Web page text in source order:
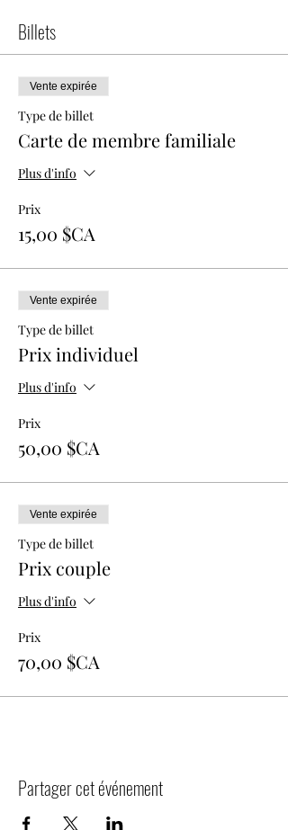
Billets
Vente expirée
Type de billet
Carte de membre familiale
Plus d'info
Prix
15,00 $CA
Vente expirée
Type de billet
Prix individuel
Plus d'info
Prix
50,00 $CA
Vente expirée
Type de billet
Prix couple
Plus d'info
Prix
70,00 $CA
Partager cet événement